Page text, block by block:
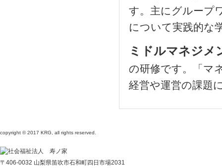
す。主にグループ
について実践的な
ミドルマネジ
の研修です。「マ
経営や運営の課題
copyright © 2017 KRG, all rights reserved.
〒406-0032 山梨県笛吹市石和町四日市場2031